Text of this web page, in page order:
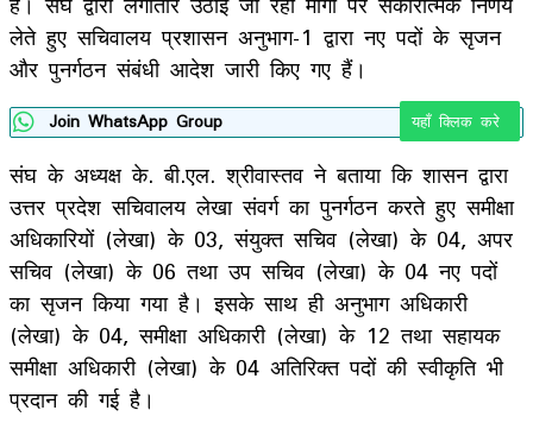
लेते हुए सचिवालय प्रशासन अनुभाग-1 द्वारा नए पदों के सृजन
और पुनर्गठन संबंधी आदेश जारी किए गए हैं।
Join WhatsApp Group यहाँ क्लिक करे
संघ के अध्यक्ष के. बी.एल. श्रीवास्तव ने बताया कि शासन द्वारा
उत्तर प्रदेश सचिवालय लेखा संवर्ग का पुनर्गठन करते हुए समीक्षा
अधिकारियों (लेखा) के 03, संयुक्त सचिव (लेखा) के 04, अपर
सचिव (लेखा) के 06 तथा उप सचिव (लेखा) के 04 नए पदों
का सृजन किया गया है। इसके साथ ही अनुभाग अधिकारी
(लेखा) के 04, समीक्षा अधिकारी (लेखा) के 12 तथा सहायक
समीक्षा अधिकारी (लेखा) के 04 अतिरिक्त पदों की स्वीकृति भी
प्रदान की गई है।